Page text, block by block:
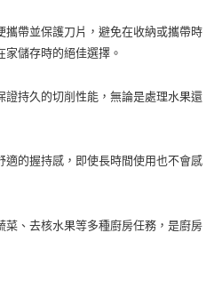
)免運費
)免運費
上)免運費
小琉球）
以上)免運費
攜帶並保護刀片，避免在收納或攜帶時
儲存時的絕佳選擇。
證持久的切削性能，無論是處理水果還
適的握持感，即使長時間使用也不會感
菜、去核水果等多種廚房任務，是廚房